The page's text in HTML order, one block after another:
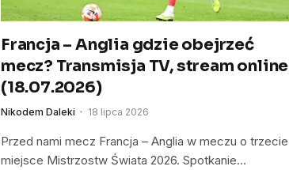
Francja – Anglia gdzie obejrzeć
mecz? Transmisja TV, stream online
(18.07.2026)
Nikodem Daleki 18 lipca 2026
Przed nami mecz Francja – Anglia w meczu o trzecie
miejsce Mistrzostw Świata 2026. Spotkanie…